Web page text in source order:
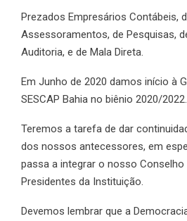
Prezados Empresários Contábeis,
Assessoramentos, de Pesquisas,
Auditoria, e de Mala Direta.
Em Junho de 2020 damos início à
SESCAP Bahia no biênio 2020/2022.
Teremos a tarefa de dar
dos nossos antecessores, em
passa a integrar o nosso Conselho
Presidentes da Instituição.
Devemos lembrar que a